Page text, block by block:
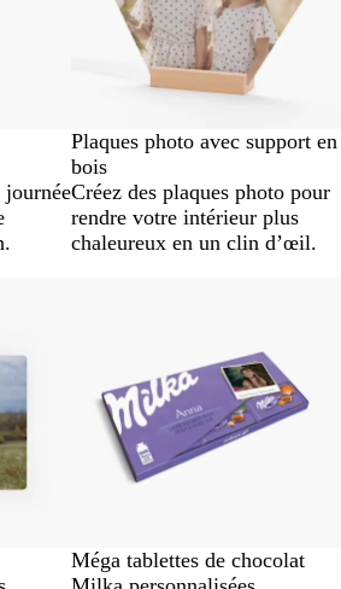
Plaques photo avec support en
bois
Créez des plaques photo pour
rendre votre intérieur plus
chaleureux en un clin d’œil.
Méga tablettes de chocolat